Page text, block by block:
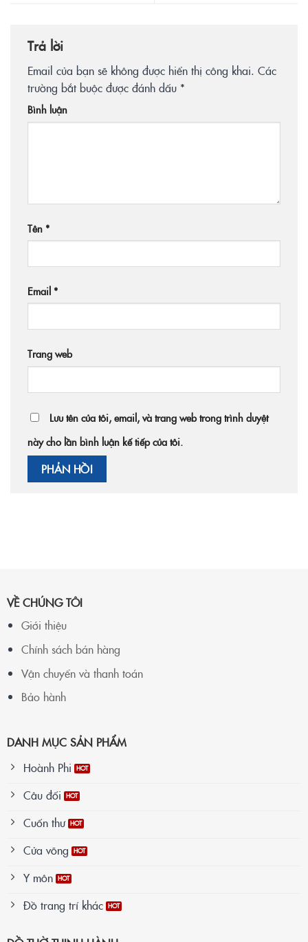
Trả lời
Email của bạn sẽ không được hiển thị công khai. Các
trường bắt buộc được đánh dấu *
Bình luận
Tên *
Email *
Trang web
Lưu tên của tôi, email, và trang web trong trình duyệt
này cho lần bình luận kế tiếp của tôi.
VỀ CHÚNG TÔI
Giới thiệu
Chính sách bán hàng
Vận chuyển và thanh toán
Bảo hành
DANH MỤC SẢN PHẨM
Hoành Phi
Câu đối
Cuốn thư
Cửa võng
Y môn
Đồ trang trí khác